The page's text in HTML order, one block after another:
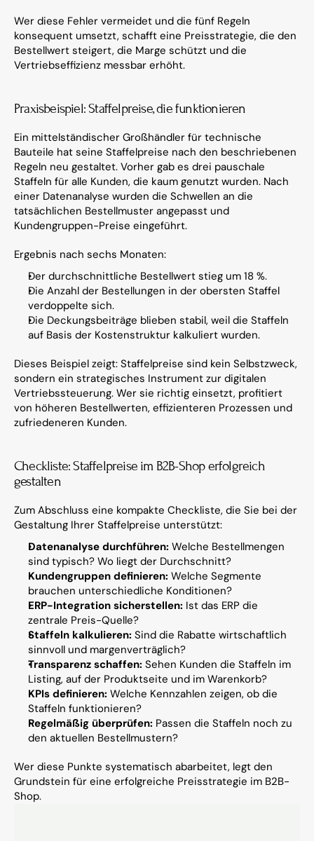
Wer diese Fehler vermeidet und die fünf Regeln
konsequent umsetzt, schafft eine Preisstrategie, die den
Bestellwert steigert, die Marge schützt und die
Vertriebseffizienz messbar erhöht.
Praxisbeispiel: Staffelpreise, die funktionieren
Ein mittelständischer Großhändler für technische
Bauteile hat seine Staffelpreise nach den beschriebenen
Regeln neu gestaltet. Vorher gab es drei pauschale
Staffeln für alle Kunden, die kaum genutzt wurden. Nach
einer Datenanalyse wurden die Schwellen an die
tatsächlichen Bestellmuster angepasst und
Kundengruppen-Preise eingeführt.
Ergebnis nach sechs Monaten:
Der durchschnittliche Bestellwert stieg um 18 %.
Die Anzahl der Bestellungen in der obersten Staffel
verdoppelte sich.
Die Deckungsbeiträge blieben stabil, weil die Staffeln
auf Basis der Kostenstruktur kalkuliert wurden.
Dieses Beispiel zeigt: Staffelpreise sind kein Selbstzweck,
sondern ein strategisches Instrument zur digitalen
Vertriebssteuerung. Wer sie richtig einsetzt, profitiert
von höheren Bestellwerten, effizienteren Prozessen und
zufriedeneren Kunden.
Checkliste: Staffelpreise im B2B-Shop erfolgreich
gestalten
Zum Abschluss eine kompakte Checkliste, die Sie bei der
Gestaltung Ihrer Staffelpreise unterstützt:
Datenanalyse durchführen: Welche Bestellmengen
sind typisch? Wo liegt der Durchschnitt?
Kundengruppen definieren: Welche Segmente
brauchen unterschiedliche Konditionen?
ERP-Integration sicherstellen: Ist das ERP die
zentrale Preis-Quelle?
Staffeln kalkulieren: Sind die Rabatte wirtschaftlich
sinnvoll und margenverträglich?
Transparenz schaffen: Sehen Kunden die Staffeln im
Listing, auf der Produktseite und im Warenkorb?
KPIs definieren: Welche Kennzahlen zeigen, ob die
Staffeln funktionieren?
Regelmäßig überprüfen: Passen die Staffeln noch zu
den aktuellen Bestellmustern?
Wer diese Punkte systematisch abarbeitet, legt den
Grundstein für eine erfolgreiche Preisstrategie im B2B-
Shop.